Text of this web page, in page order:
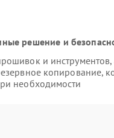
решение и
и инструментов,
копирование,
необходимости